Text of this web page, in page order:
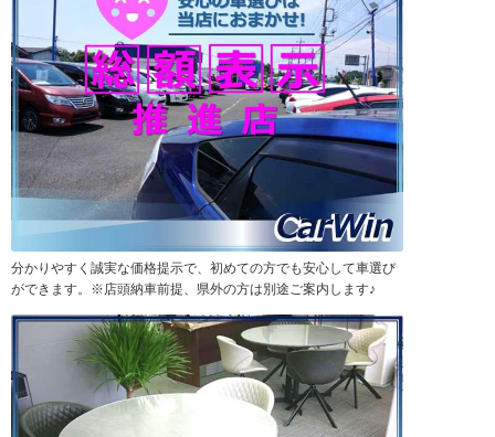
分かりやすく誠実な価格提示で、初めての方でも安心して車選び
ができます。※店頭納車前提、県外の方は別途ご案内します♪